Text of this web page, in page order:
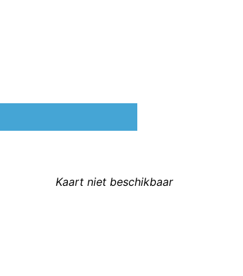
Kaart niet beschikbaar